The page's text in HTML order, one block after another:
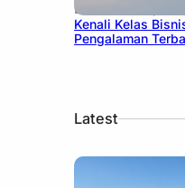
December 27, 2024
Kenali Kelas
Pengalaman
Latest